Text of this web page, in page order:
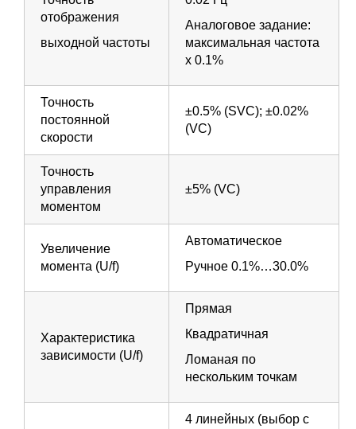
отображения
выходной частоты
Аналоговое задание:
максимальная частота
х 0.1%
Точность
постоянной
скорости
±0.5% (SVC); ±0.02%
(VC)
Точность
управления
моментом
±5% (VC)
Увеличение
момента (U/f)
Автоматическое
Ручное 0.1%…30.0%
Характеристика
зависимости (U/f)
Прямая
Квадратичная
Ломаная по
нескольким точкам
4 линейных (выбор с